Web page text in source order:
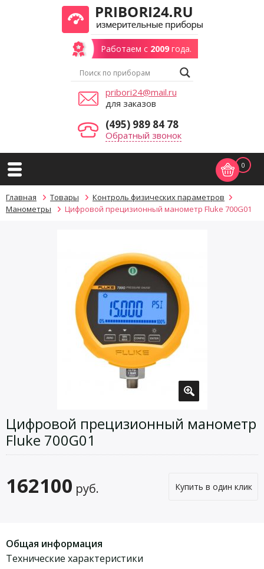
Работаем с 2009года.
pribori24@mail.ru
для заказов
(495) 989 84 78
Обратный звонок
0
Главная Товары
Контроль физических параметров
Манометры
Цифровой прецизионный манометр Fluke 700G01
Цифровой прецизионный манометр
Fluke 700G01
162100 руб. Купить в один клик
Общая информация
Технические характеристики